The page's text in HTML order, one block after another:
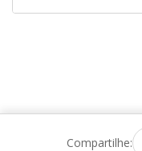
Compartilhe: